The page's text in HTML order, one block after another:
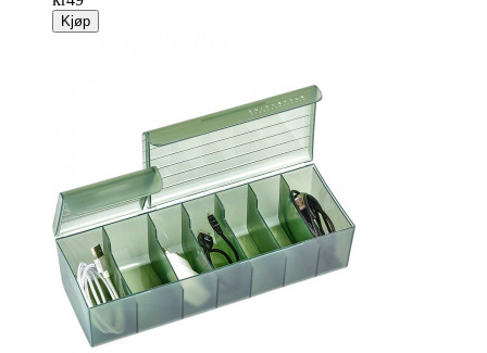
Kjøp